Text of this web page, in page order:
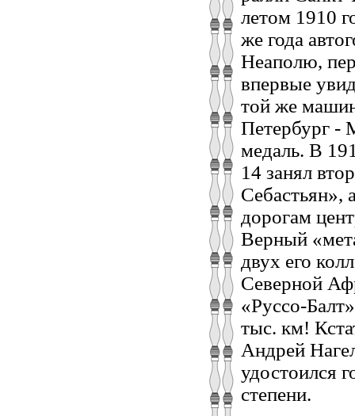
летом 1910
же года
Неаполю,
впервые
той же
Петербург -
медаль. В
14 занял
Себастьян»,
дорогам
Верный
двух его
Северной
«Руссо-
тыс. км!
Андрей
удостоился
степени.